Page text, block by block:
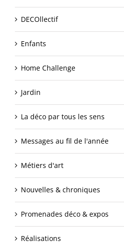
DECOllectif
Enfants
Home Challenge
Jardin
La déco par tous les sens
Messages au fil de l'année
Métiers d'art
Nouvelles & chroniques
Promenades déco & expos
Réalisations